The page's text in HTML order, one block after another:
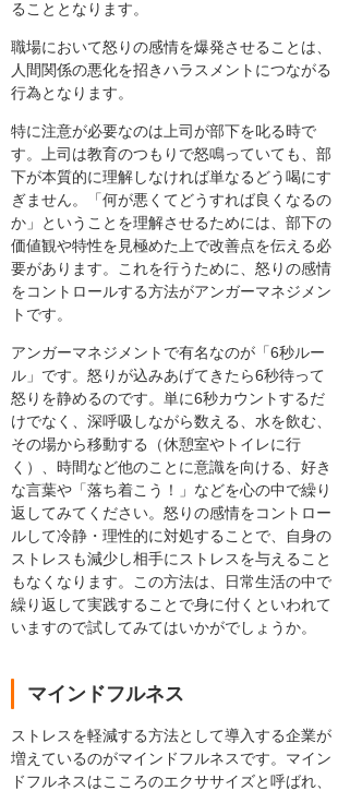
ることとなります。
職場において怒りの感情を爆発させることは、
人間関係の悪化を招きハラスメントにつながる
行為となります。
特に注意が必要なのは上司が部下を叱る時で
す。上司は教育のつもりで怒鳴っていても、部
下が本質的に理解しなければ単なるどう喝にす
ぎません。「何が悪くてどうすれば良くなるの
か」ということを理解させるためには、部下の
価値観や特性を見極めた上で改善点を伝える必
要があります。これを行うために、怒りの感情
をコントロールする方法がアンガーマネジメン
トです。
アンガーマネジメントで有名なのが「6秒ルー
ル」です。怒りが込みあげてきたら6秒待って
怒りを静めるのです。単に6秒カウントするだ
けでなく、深呼吸しながら数える、水を飲む、
その場から移動する（休憩室やトイレに行
く）、時間など他のことに意識を向ける、好き
な言葉や「落ち着こう！」などを心の中で繰り
返してみてください。怒りの感情をコントロー
ルして冷静・理性的に対処することで、自身の
ストレスも減少し相手にストレスを与えること
もなくなります。この方法は、日常生活の中で
繰り返して実践することで身に付くといわれて
いますので試してみてはいかがでしょうか。
マインドフルネス
ストレスを軽減する方法として導入する企業が
増えているのがマインドフルネスです。マイン
ドフルネスはこころのエクササイズと呼ばれ、